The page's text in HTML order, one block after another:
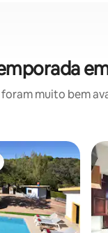
muito bem